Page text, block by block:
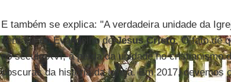
E também se explica: "A verdadeira unidade da
verdade do Evangelho deJesus Cristo. O fato de
no século XVI, à perda da unidade no cristianismo
obscuras da história da Igreja. Em 2017, devemos